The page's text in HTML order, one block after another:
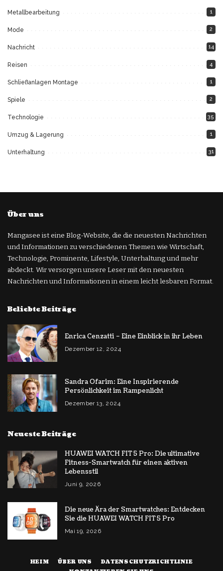
Metallbearbeitung 1
Mode 2
Nachricht 14
Reisen 4
Schließanlagen Montage 1
Spiele 2
Technologie 35
Umzug & Lagerung 1
Unterhaltung 31
Über uns
Mangasee ist eine Blog-Website, die die neuesten Nachrichten
und Informationen zu verschiedenen Themen wie Wirtschaft,
Technologie, Prominente, Lifestyle, Unterhaltung und mehr
abdeckt. Wir versorgen unsere Leser mit den neuesten
Nachrichten und Informationen in einem leicht lesbaren Format.
Beliebte Beiträge
Enrica Cenzatti – Eine Einblick in ihr Leben
Dezember 12, 2024
Sandra Ofarim: Eine Inspirierende
Persönlichkeit im Rampenlicht
Dezember 13, 2024
Neueste Beiträge
HUAWEI WATCH FIT 5 Pro: Die ultimative
Fitness-Smartwatch für einen aktiven
Lebensstil
Juni 9, 2026
Die neue Ära der Smartwatches: Entdecken
Sie die HUAWEI WATCH FIT 5 Pro
Mai 19, 2026
HEIM ÜBER UNS
DATENSCHUTZRICHTLINIE